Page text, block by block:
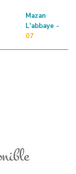
Mazan
L'abbaye -
07